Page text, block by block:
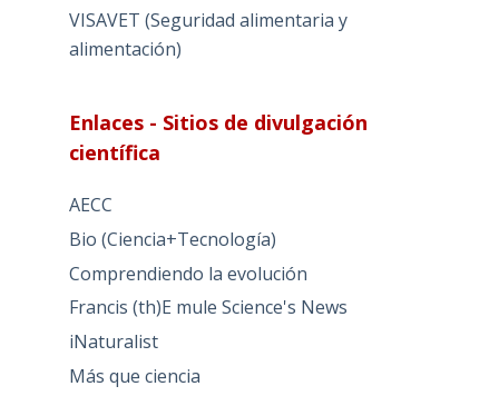
VISAVET (Seguridad alimentaria y
alimentación)
Enlaces - Sitios de divulgación
científica
AECC
Bio (Ciencia+Tecnología)
Comprendiendo la evolución
Francis (th)E mule Science's News
iNaturalist
Más que ciencia